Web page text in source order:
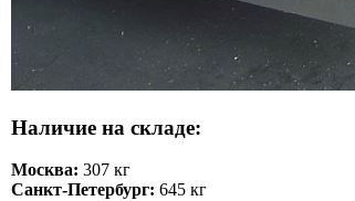
Наличие на складе:
Москва: 307 кг
Санкт-Петербург: 645 кг